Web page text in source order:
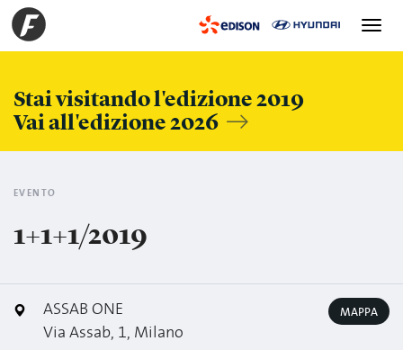
Stai visitando l'edizione 2019
Vai all'edizione 2026
Toggle
EVENTO
1+1+1/2019
ASSAB ONE
Via Assab, 1, Milano
MAPPA